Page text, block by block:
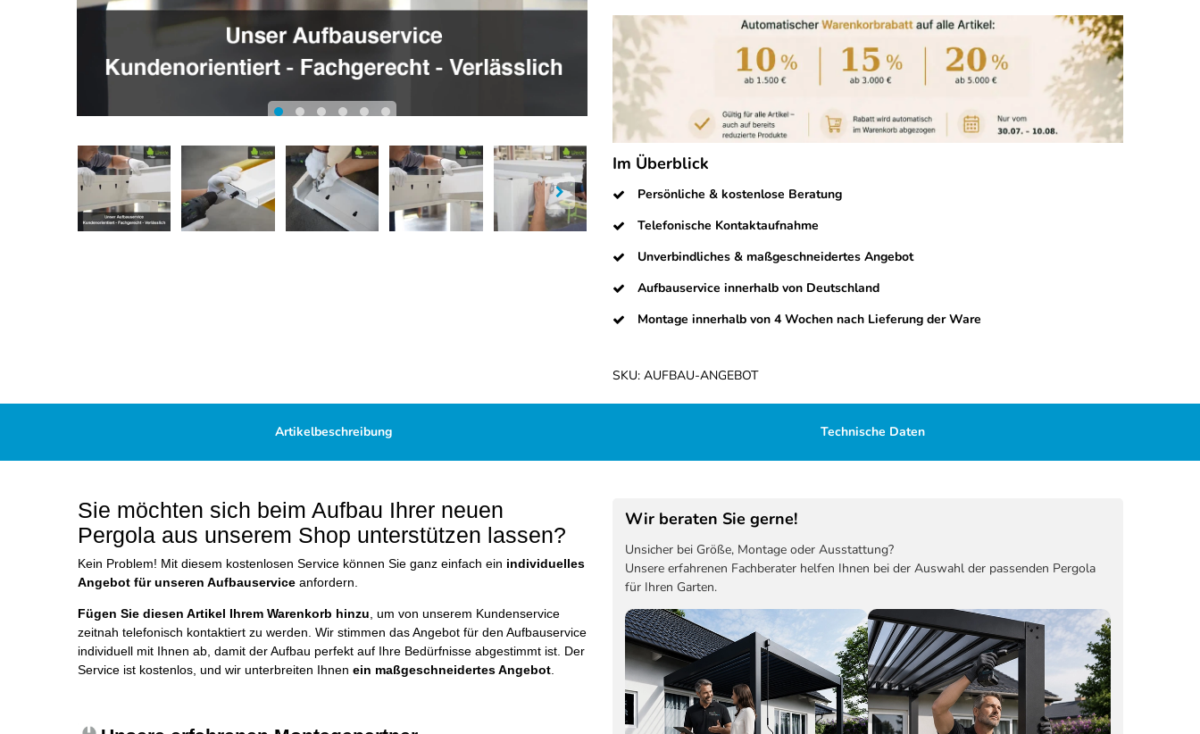
Im Überblick
Persönliche & kostenlose Beratung
Telefonische Kontaktaufnahme
Unverbindliches & maßgeschneidertes Angebot
Aufbauservice innerhalb von Deutschland
Montage innerhalb von 4 Wochen nach Lieferung der Ware
SKU: AUFBAU-ANGEBOT
Artikelbeschreibung Technische Daten
Sie möchten sich beim Aufbau Ihrer neuen
Pergola aus unserem Shop unterstützen lassen?
Kein Problem! Mit diesem kostenlosen Service können Sie ganz einfach ein individuelles
Angebot für unseren Aufbauservice anfordern.
Fügen Sie diesen Artikel Ihrem Warenkorb hinzu, um von unserem Kundenservice
zeitnah telefonisch kontaktiert zu werden. Wir stimmen das Angebot für den Aufbauservice
individuell mit Ihnen ab, damit der Aufbau perfekt auf Ihre Bedürfnisse abgestimmt ist. Der
Service ist kostenlos, und wir unterbreiten Ihnen ein maßgeschneidertes Angebot.
Wir beraten Sie gerne!
Unsicher bei Größe, Montage oder Ausstattung?
Unsere erfahrenen Fachberater helfen Ihnen bei der Auswahl der passenden Pergola
für Ihren Garten.